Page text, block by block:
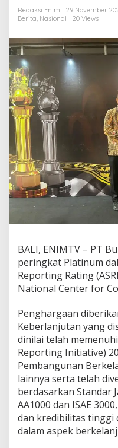
Redaksi Enim
29 November
Berita, Nasional 20 Views
BALI, ENIMTV – PT
peringkat Platinum
Reporting Rating
National Center for
Penghargaan
Keberlanjutan yang
dinilai telah
Reporting Initiative)
Pembangunan
lainnya serta telah
berdasarkan Standar
AA1000 dan ISAE
dan kredibilitas tinggi
dalam aspek